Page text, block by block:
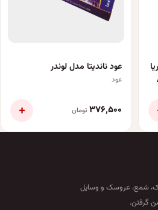
عود ناندیتا مدل لوندر
عود
۳۷۶٬۵۰۰ تومان +
شمع، عروسک و وسایل
گرفتن.